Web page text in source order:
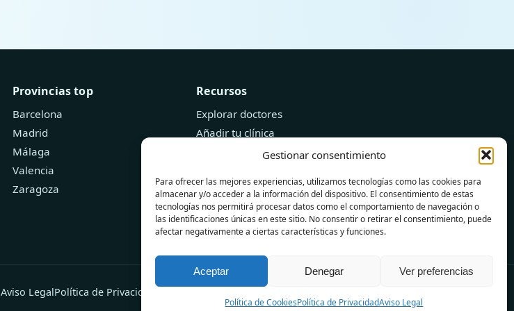
Gestionar consentimiento
Para ofrecer las mejores experiencias, utilizamos tecnologías como las cookies para
almacenar y/o acceder a la información del dispositivo. El consentimiento de estas
tecnologías nos permitirá procesar datos como el comportamiento de navegación o
las identificaciones únicas en este sitio. No consentir o retirar el consentimiento, puede
afectar negativamente a ciertas características y funciones.
Aceptar Denegar Ver preferencias
Política de CookiesPolítica de PrivacidadAviso Legal
Provincias top
Barcelona
Madrid
Málaga
Valencia
Zaragoza
Recursos
Explorar doctores
Añadir tu clínica
Blog de Salud
Aviso LegalPolítica de Privacidad